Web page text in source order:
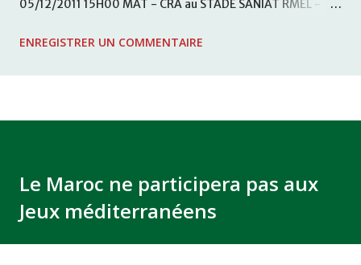
05/12/2011 15H00 MAT - CRA au STADE SANIAT RMEL -
KHEMISET Mardi 06/12/2011 15H00 WAF - OCS au
ENREGISTRER UN COMMENTAIRE
Le Maroc ne participera pas aux
Jeux méditerranéens